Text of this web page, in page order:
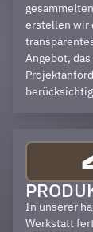
erstellen wir
Angebot, das
In unserer
Werkstatt